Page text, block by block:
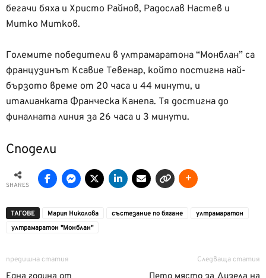
бегачи бяха и Христо Райнов, Радослав Настев и
Митко Митков.
Големите победители в ултрамаратона “Монблан” са
французинът Ксавие Тевенар, който постигна най-
бързото време от 20 часа и 44 минути, и
италианката Франческа Канепа. Тя достигна до
финалната линия за 26 часа и 3 минути.
Сподели
SHARES
ТАГОВЕ Мария Николова състезание по бягане
ултрамаратон
ултрамаратон "Монблан"
предишна статия Следваща статия